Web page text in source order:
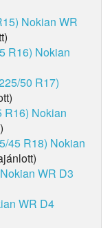
Nokian WR
R16) Nokian
50 R17)
R16) Nokian
45 R18) Nokian
Nokian WR D3
WR D4